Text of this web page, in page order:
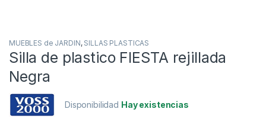
MUEBLES de JARDIN, SILLAS PLASTICAS
Silla de plastico FIESTA rejillada
Negra
Disponibilidad Hay existencias